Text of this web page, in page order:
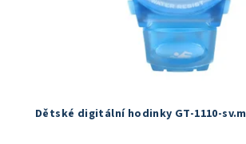
Dětské digitální hodinky GT-1110-sv.m